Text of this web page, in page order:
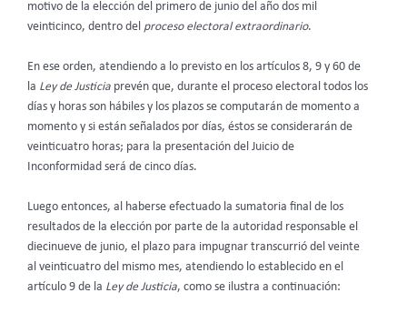
motivo de la elección del primero de junio del año dos mil
veinticinco, dentro del proceso electoral extraordinario.
En ese orden, atendiendo a lo previsto en los artículos 8, 9 y 60 de
la Ley de Justicia prevén que, durante el proceso electoral todos los
días y horas son hábiles y los plazos se computarán de momento a
momento y si están señalados por días, éstos se considerarán de
veinticuatro horas; para la presentación del Juicio de
Inconformidad será de cinco días.
Luego entonces, al haberse efectuado la sumatoria final de los
resultados de la elección por parte de la autoridad responsable el
diecinueve de junio, el plazo para impugnar transcurrió del veinte
al veinticuatro del mismo mes, atendiendo lo establecido en el
artículo 9 de la Ley de Justicia, como se ilustra a continuación: